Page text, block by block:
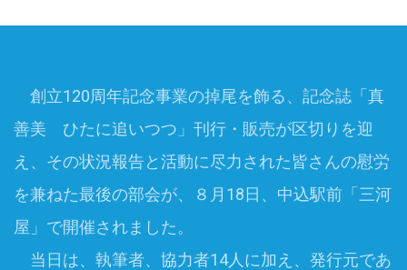
創立120周年記念事業の掉尾を飾る、記念誌「真
善美 ひたに追いつつ」刊行・販売が区切りを迎
え、その状況報告と活動に尽力された皆さんの慰労
を兼ねた最後の部会が、８月18日、中込駅前「三河
屋」で開催されました。
当日は、執筆者、協力者14人に加え、発行元であ